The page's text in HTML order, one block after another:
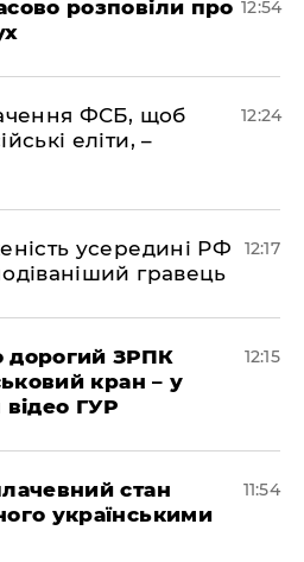
розповіли про 12:54
ФСБ, щоб
еліти, –
12:24
усередині РФ
гравець
12:17
ЗРПК
кран – у
ГУР
12:15
стан
українськими
11:54